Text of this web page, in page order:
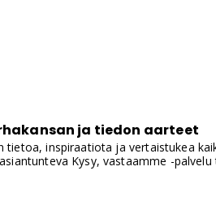
ja tiedon aarteet
inspiraatiota ja vertaistukea
Kysy, vastaamme -